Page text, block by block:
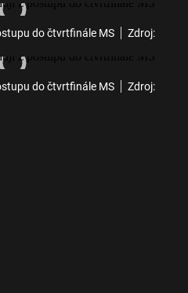
do čtvrtfinále MS
Zdroj:
do čtvrtfinále MS
Zdroj: